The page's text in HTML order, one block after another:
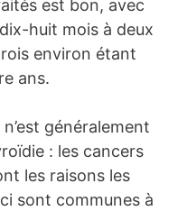
est bon, avec
huit mois à deux
environ étant
ans.
généralement
: les cancers
les raisons les
sont communes à